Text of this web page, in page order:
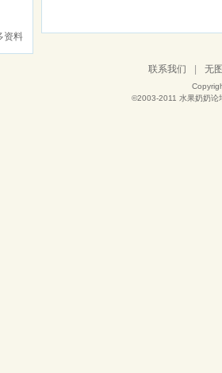
资料
联系我们 无
©2003-2011 水果奶奶论